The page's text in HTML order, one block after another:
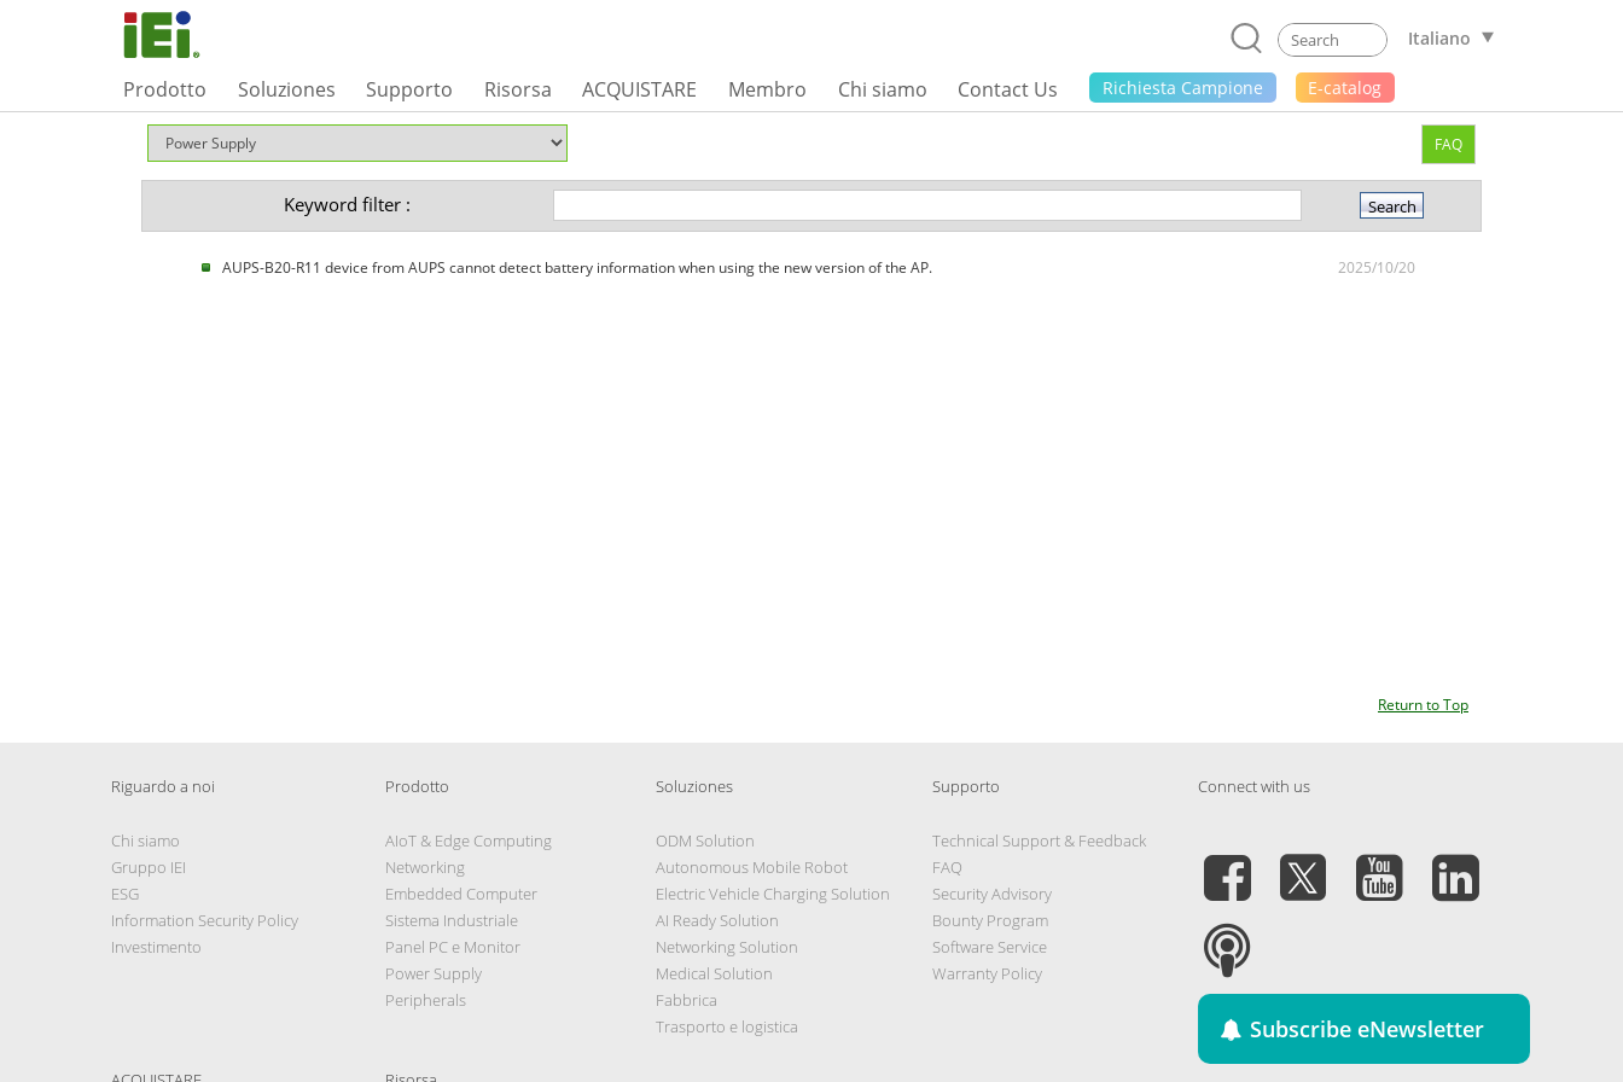
Italiano
Prodotto Soluziones Supporto Risorsa ACQUISTARE Membro Chi siamo Contact Us Richiesta Campione E-catalog
FAQ
Keyword filter :
AUPS-B20-R11 device from AUPS cannot detect battery information when using the new version of the AP. 2025/10/20
Return to Top
Riguardo a noi
Chi siamo
Gruppo IEI
ESG
Information Security Policy
Investimento
Prodotto
AIoT & Edge Computing
Networking
Embedded Computer
Sistema Industriale
Panel PC e Monitor
Power Supply
Peripherals
Soluziones
ODM Solution
Autonomous Mobile Robot
Electric Vehicle Charging Solution
AI Ready Solution
Networking Solution
Medical Solution
Fabbrica
Trasporto e logistica
Supporto
Technical Support & Feedback
FAQ
Security Advisory
Bounty Program
Software Service
Warranty Policy
Connect with us
Subscribe eNewsletter